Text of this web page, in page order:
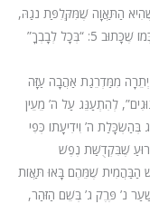
הַתַּאֲוָה שֶׁמִּקְּלִפַּת נֹגַהּ,
לְשַׁנּוֹתָהּ וּלְהַפְּכָהּ מִתַּעֲנוּגֵי עוֹלָם הַזֶּה לְאַהֲבַת ה’, כְּמוֹ שֶׁכָּתוּב 5: “בְּכָל לְבָבְךָ”
יְתֵרָה מִמַּדְרֵגַת אַהֲבָה עַזָּה
7 “אַהֲבָה בַּתַּעֲנוּגִים”, לְהִתְעַנֵּג עַל ה’ מֵעֵין
ה’ וִידִיעָתוֹ כְּפִי
זָרוּעַ שֶׁבִּקְדֻשַּׁת נֶפֶשׁ
הַבַּהֲמִית שֶׁמֵּהֶם בָּאוּ תַּאֲוֹת
נ’ פֶּרֶק ג’ בְּשֵׁם הַזֹּהַר,